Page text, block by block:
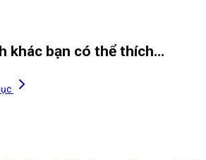
khác bạn có thể thích…